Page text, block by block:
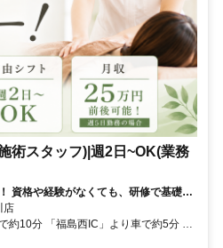
術スタッフ)|週2日~OK(業務
資格や経験がなくても、研修で基礎か
店
通勤OK ✅無料駐車場